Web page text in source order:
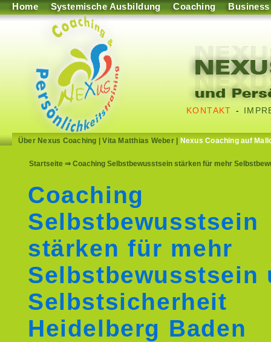
Home Systemische Ausbildung Coaching Business
KONTAKT -
Über Nexus Coaching |Vita Matthias Weber| Nexus Coaching auf
Startseite ⇒ Coaching Selbstbewusstsein stärken für mehr
Coaching
Selbstbewusstsein
stärken für mehr
Selbstbewusstsein
Selbstsicherheit
Heidelberg Baden